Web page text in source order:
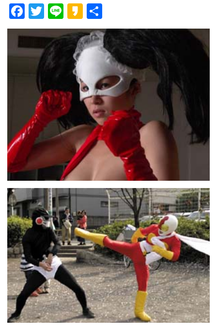
F
ac
e
b
T
w
itt
er
Li
n
e
K
a
k
a
有